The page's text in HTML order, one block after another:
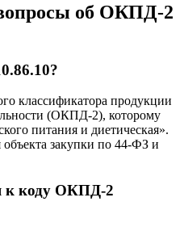
об ОКПД-2
классификатора продукции
(ОКПД-2), которому
питания и диетическая».
закупки по 44-ФЗ и
к коду ОКПД-2